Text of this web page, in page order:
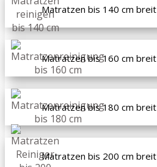
Matratzen bis 140 cm breit
Matratzen bis 160 cm breit
Matratzen bis 180 cm breit
Matratzen bis 200 cm breit